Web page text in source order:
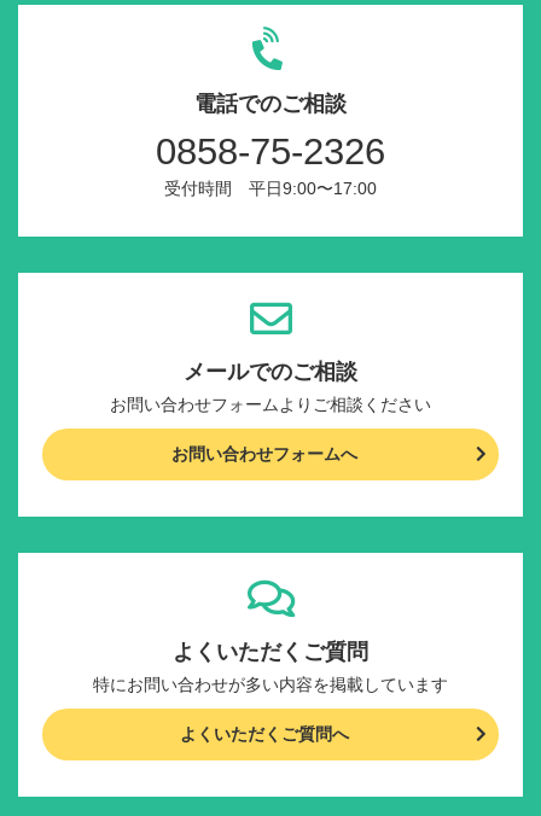
電話でのご相談
0858-75-2326
受付時間 平日9:00〜17:00
メールでのご相談
お問い合わせフォームよりご相談ください
お問い合わせフォームへ
よくいただくご質問
特にお問い合わせが多い内容を掲載しています
よくいただくご質問へ